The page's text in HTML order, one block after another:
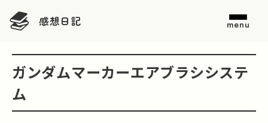
感想日記 menu
ガンダムマーカーエアブラシシステ
ム